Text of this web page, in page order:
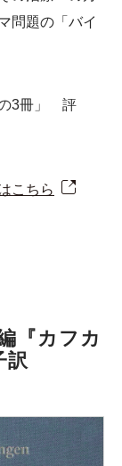
問題の「バイ
3冊」 評
こちら
『カフカ
訳